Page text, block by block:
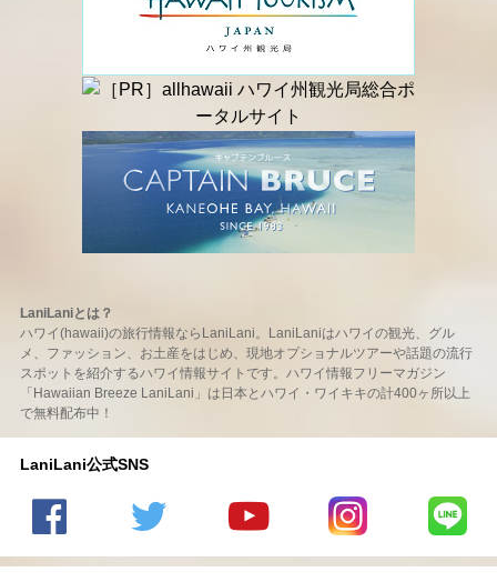
LaniLaniとは？
ハワイ(hawaii)の旅行情報ならLaniLani。LaniLaniはハワイの観光、グル
メ、ファッション、お土産をはじめ、現地オプショナルツアーや話題の流行
スポットを紹介するハワイ情報サイトです。ハワイ情報フリーマガジン
「Hawaiian Breeze LaniLani」は日本とハワイ・ワイキキの計400ヶ所以上
で無料配布中！
LaniLani公式SNS
の
のtwitter
の
LaniLani
LaniLani